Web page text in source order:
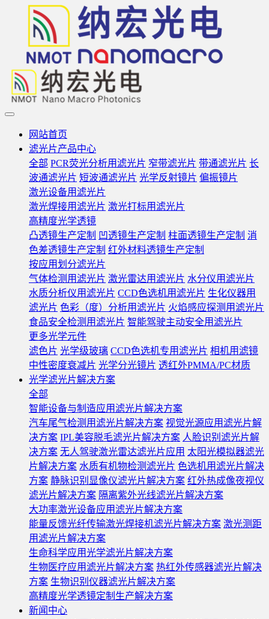
网站首页
滤光片产品中心
全部 PCR荧光分析用滤光片 窄带滤光片 带通滤光片 长
波通滤光片 短波通滤光片 光学反射镜片 偏振镜片
激光设备用滤光片
激光焊接用滤光片 激光打标用滤光片
高精度光学透镜
凸透镜生产定制 凹透镜生产定制 柱面透镜生产定制 消
色差透镜生产定制 红外材料透镜生产定制
按应用划分滤光片
气体检测用滤光片 激光雷达用滤光片 水分仪用滤光片
水质分析仪用滤光片 CCD色选机用滤光片 生化仪器用
滤光片 色彩（度）分析用滤光片 火焰感应探测用滤光片
食品安全检测用滤光片 智能驾驶主动安全用滤光片
更多光学元件
滤色片 光学级玻璃 CCD色选机专用滤光片 相机用滤镜
中性密度衰减片 光学分光镜片 透红外PMMA/PC材质
光学滤光片解决方案
全部
智能设备与制造应用滤光片解决方案
汽车尾气检测用滤光片解决方案 视觉光源应用滤光片解
决方案 IPL美容脱毛滤光片解决方案 人脸识别滤光片解
决方案 无人驾驶激光雷达滤光片应用 太阳光模拟器滤光
片解决方案 水质有机物检测滤光片 色选机用滤光片解决
方案 静脉识别显像仪滤光片解决方案 红外热成像夜视仪
滤光片解决方案 隔离紫外光线滤光片解决方案
大功率激光设备应用滤光片解决方案
能量反馈光纤传输激光焊接机滤光片解决方案 激光测距
用滤光片解决方案
生命科学应用光学滤光片解决方案
生物医疗应用滤光片解决方案 热红外传感器滤光片解决
方案 生物识别仪器滤光片解决方案
高精度光学透镜定制生产解决方案
新闻中心